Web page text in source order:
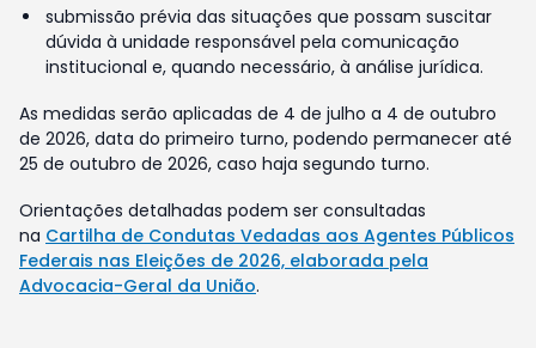
submissão prévia das situações que possam suscitar
dúvida à unidade responsável pela comunicação
institucional e, quando necessário, à análise jurídica.
As medidas serão aplicadas de 4 de julho a 4 de outubro
de 2026, data do primeiro turno, podendo permanecer até
25 de outubro de 2026, caso haja segundo turno.
Orientações detalhadas podem ser consultadas
na Cartilha de Condutas Vedadas aos Agentes Públicos
Federais nas Eleições de 2026, elaborada pela
Advocacia-Geral da União.